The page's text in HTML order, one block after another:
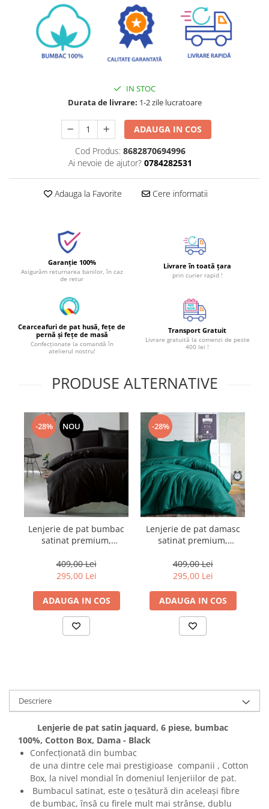
IN STOC
Durata de livrare: 1-2 zile lucratoare
ADAUGA IN COS
Cod Produs: 8682870694996
Ai nevoie de ajutor? 0784282531
Adauga la Favorite Cere informatii
Garanție 100%
Asigurăm returnarea banilor, în caz
de retur
Livrare în toată țara
prin curier rapid !
Cearceafuri de pat husă, fețe de
pernă și fețe de masă
Confecționate la comandă în
atelierul nostru!
Transport Gratuit
Livrare gratuită la comenzi de peste
400 lei !
PRODUSE ALTERNATIVE
-28% NOU
Lenjerie de pat bumbac
satinat premium,
Box, Elegant - Black
409,00 Lei
295,00 Lei
ADAUGA IN COS
-28%
Lenjerie de pat damasc
satinat premium,
Box, Petrol Green
409,00 Lei
295,00 Lei
ADAUGA IN COS
Descriere
Lenjerie de pat satin jaquard, 6 piese, bumbac
100%, Cotton Box, Dama - Black
Confecționată din bumbac
de una dintre cele mai prestigioase companii , Cotton
Box, la nivel mondial în domeniul lenjeriilor de pat.
Bumbacul satinat, este o țesătură din aceleași fibre
de bumbac, însă cu firele mult mai strânse, dublu